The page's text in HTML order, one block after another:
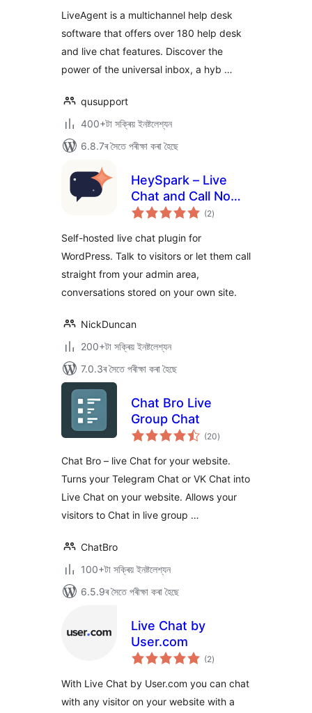
LiveAgent is a multichannel help desk
software that offers over 180 help desk
and live chat features. Discover the
power of the universal inbox, a hyb …
qusupport
400+টা সক্ৰিয় ইনষ্টলেশ্যন
6.8.7ৰ সৈতে পৰীক্ষা কৰা হৈছে
HeySpark – Live
Chat and Call Now
Plugin
(2টা
মুঠ)
Self-hosted live chat plugin for
WordPress. Talk to visitors or let them call
straight from your admin area,
conversations stored on your own site.
NickDuncan
200+টা সক্ৰিয় ইনষ্টলেশ্যন
7.0.3ৰ সৈতে পৰীক্ষা কৰা হৈছে
Chat Bro Live
Group Chat
(20টা
মুঠ)
Chat Bro – live Chat for your website.
Turns your Telegram Chat or VK Chat into
Live Chat on your website. Allows your
visitors to Chat in live group …
ChatBro
100+টা সক্ৰিয় ইনষ্টলেশ্যন
6.5.9ৰ সৈতে পৰীক্ষা কৰা হৈছে
Live Chat by
User.com
(2টা
মুঠ)
With Live Chat by User.com you can chat
with any visitor on your website with a